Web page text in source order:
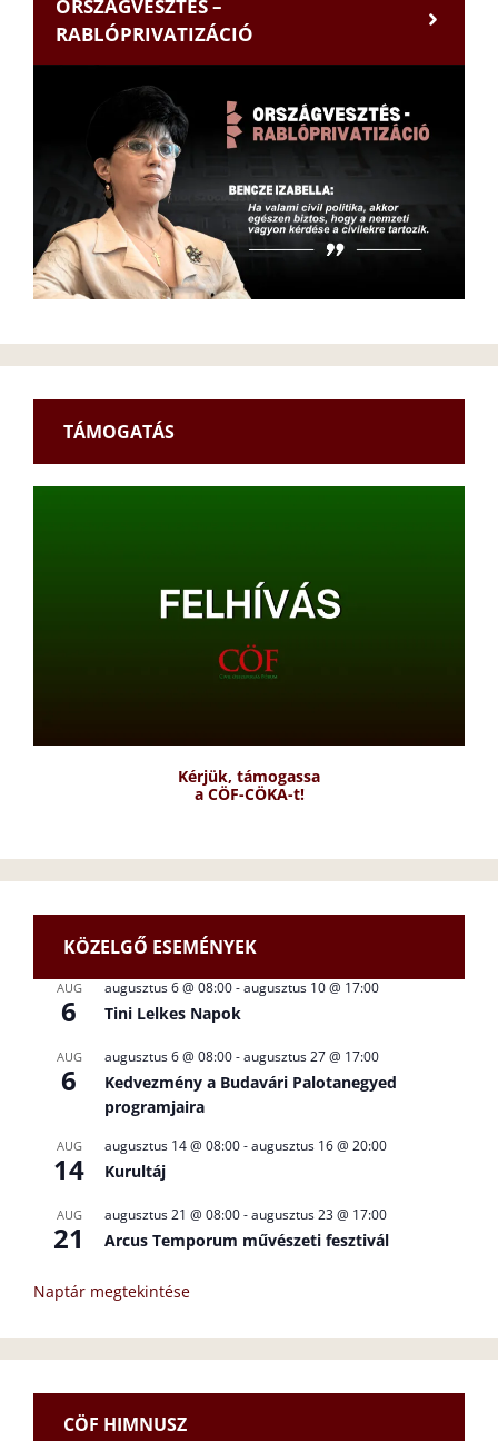
ORSZÁGVESZTÉS –
RABLÓPRIVATIZÁCIÓ
TÁMOGATÁS
Kérjük, támogassa
a CÖF-CÖKA-t!
KÖZELGŐ ESEMÉNYEK
AUG
6
augusztus 6 @ 08:00-augusztus 10 @ 17:00
Tini Lelkes Napok
AUG
6
augusztus 6 @ 08:00-augusztus 27 @ 17:00
Kedvezmény a Budavári Palotanegyed
programjaira
AUG
14
augusztus 14 @ 08:00-augusztus 16 @ 20:00
Kurultáj
AUG
21
augusztus 21 @ 08:00-augusztus 23 @ 17:00
Arcus Temporum művészeti fesztivál
Naptár megtekintése
CÖF HIMNUSZ